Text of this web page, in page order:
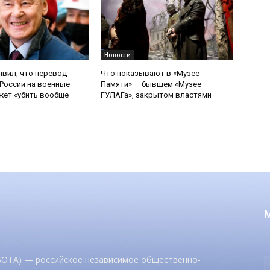
что перевод
на военные
«убить вообще
Новости
Что показывают в «Музее
Памяти» — бывшем «Музее
ГУЛАГа», закрытом властями
— российское независимое общественно-